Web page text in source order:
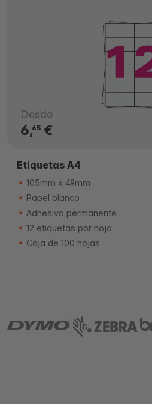
Desde
6,65€
Etiquetas A4
105mm x 49mm
Papel blanco
Adhesivo permanente
12 etiquetas por hoja
Caja de 100 hojas